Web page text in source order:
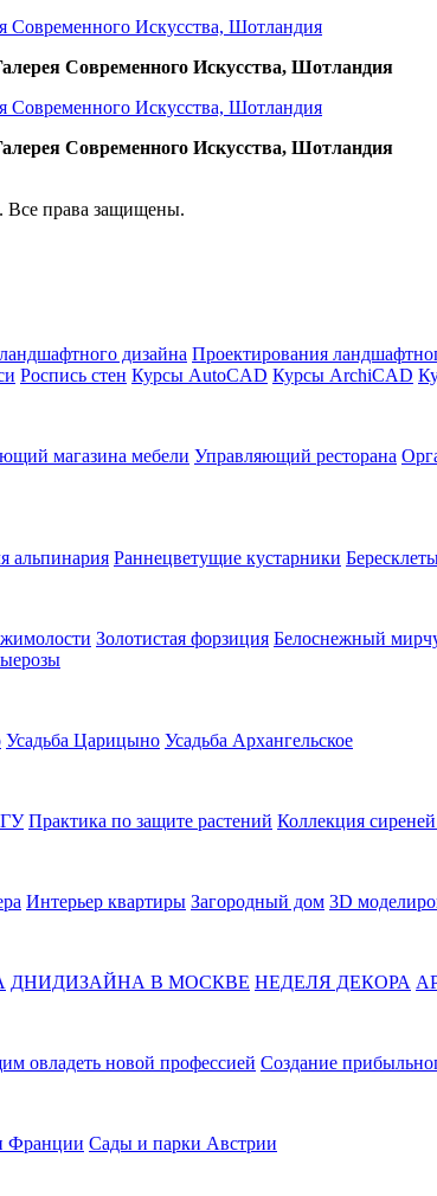
Современного Искусства, Шотландия
Современного Искусства, Шотландия
Все права защищены.
дизайна Проектирования
Роспись стен Курсы AutoCAD Курсы ArchiCAD
магазина мебели Управляющий ресторана
альпинария Раннецветущие кустарники
Золотистая форзиция Белоснежный
Усадьба Царицыно Усадьба Архангельское
Практика по защите растений Коллекция
Интерьер квартиры Загородный дом 3D
ДНИДИЗАЙНА В МОСКВЕ НЕДЕЛЯ ДЕКОРА
овладеть новой профессией Создание
Франции Сады и парки Австрии